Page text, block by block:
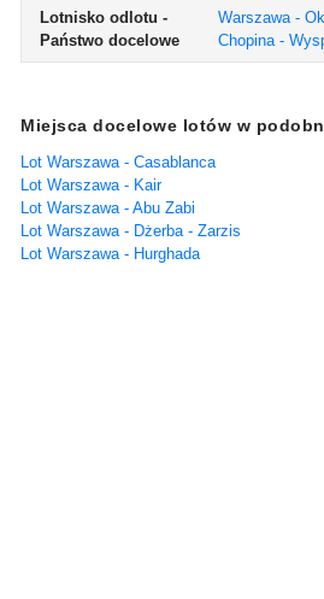
Lotnisko odlotu -
Państwo docelowe
Warszawa -
Chopina -
Miejsca docelowe lotów w
Lot Warszawa - Casablanca
Lot Warszawa - Kair
Lot Warszawa - Abu Zabi
Lot Warszawa - Dżerba - Zarzis
Lot Warszawa - Hurghada